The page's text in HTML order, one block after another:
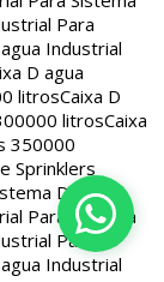
Para
Industrial
D agua
litrosCaixa D
litrosCaixa
350000
Sprinklers
De
Para Sistema
Para
Industrial